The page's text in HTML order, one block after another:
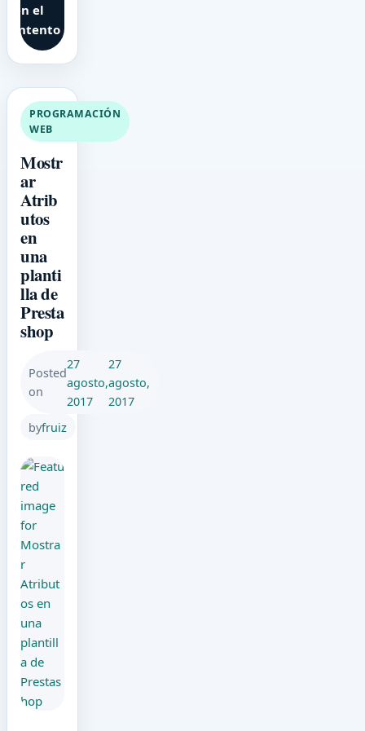
en el
intento
PROGRAMACIÓN
WEB
Mostr
ar
Atrib
utos
en
una
planti
lla de
Presta
shop
Posted
on
27
agosto,
2017
27
agosto,
2017
byfruiz